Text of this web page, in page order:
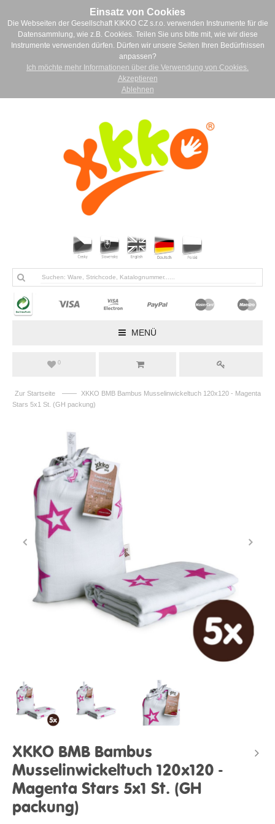
Einsatz von Cookies
Die Webseiten der Gesellschaft KIKKO CZ s.r.o. verwenden Instrumente für die
Datensammlung, wie z.B. Cookies. Teilen Sie uns bitte mit, wie wir diese
Instrumente verwenden dürfen. Dürfen wir unsere Seiten Ihren Bedürfnissen
anpassen?
Ich möchte mehr Informationen über die Verwendung von Cookies.
Akzeptieren
Ablehnen
MENÜ
0
Zur Startseite ——
XKKO BMB Bambus Musselinwickeltuch 120x120 - Magenta
Stars 5x1 St. (GH packung)
XKKO BMB Bambus
Musselinwickeltuch 120x120 -
Magenta Stars 5x1 St. (GH
packung)